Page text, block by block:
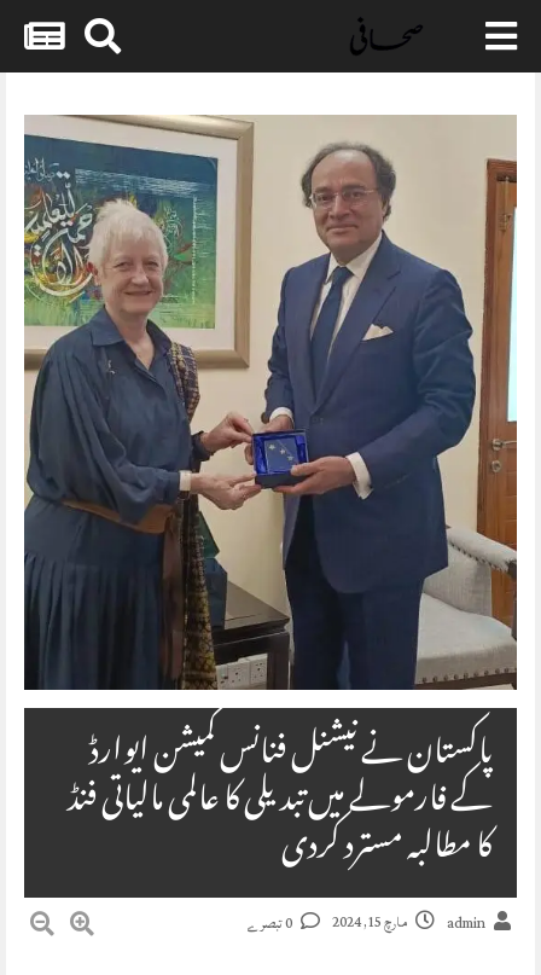
Skip
content
پاکستان نے نیشنل فنانس کمیشن ایوارڈ
کے فارمولے میں تبدیلی کا عالمی مالیاتی فنڈ
کا مطالبہ مسترد کردی
admin مارچ 15, 2024